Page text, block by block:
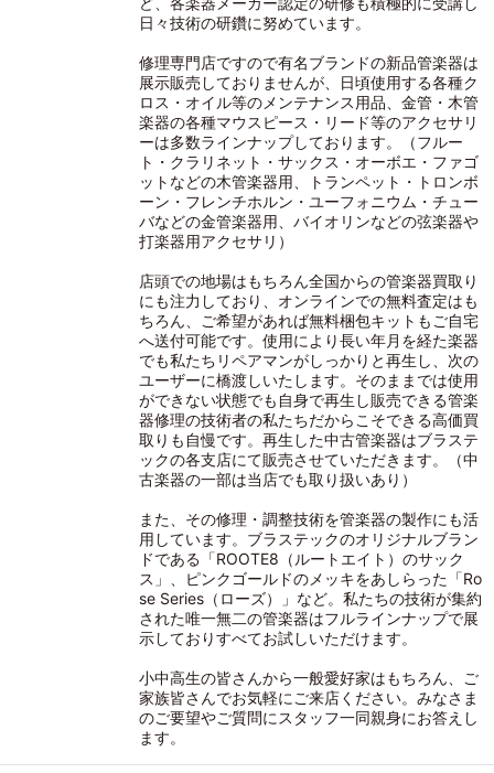
日々技術の研鑽に努めています。
修理専門店ですので有名ブランドの新品管楽器は
展示販売しておりませんが、日頃使用する各種ク
ロス・オイル等のメンテナンス用品、金管・木管
楽器の各種マウスピース・リード等のアクセサリ
ーは多数ラインナップしております。（フルー
ト・クラリネット・サックス・オーボエ・ファゴ
ットなどの木管楽器用、トランペット・トロンボ
ーン・フレンチホルン・ユーフォニウム・チュー
バなどの金管楽器用、バイオリンなどの弦楽器や
打楽器用アクセサリ）
店頭での地場はもちろん全国からの管楽器買取り
にも注力しており、オンラインでの無料査定はも
ちろん、ご希望があれば無料梱包キットもご自宅
へ送付可能です。使用により長い年月を経た楽器
でも私たちリペアマンがしっかりと再生し、次の
ユーザーに橋渡しいたします。そのままでは使用
ができない状態でも自身で再生し販売できる管楽
器修理の技術者の私たちだからこそできる高価買
取りも自慢です。再生した中古管楽器はブラステ
ックの各支店にて販売させていただきます。（中
古楽器の一部は当店でも取り扱いあり）
また、その修理・調整技術を管楽器の製作にも活
用しています。ブラステックのオリジナルブラン
ドである「ROOTE8（ルートエイト）のサック
ス」、ピンクゴールドのメッキをあしらった「Ro
se Series（ローズ）」など。私たちの技術が集約
された唯一無二の管楽器はフルラインナップで展
示しておりすべてお試しいただけます。
小中高生の皆さんから一般愛好家はもちろん、ご
家族皆さんでお気軽にご来店ください。みなさま
のご要望やご質問にスタッフ一同親身にお答えし
ます。